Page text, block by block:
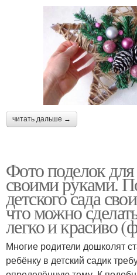
читать дальше →
Фото поделок для
своими руками.
детского сада
что можно
легко и красиво
Многие родители дошколят
ребёнку в детский садик